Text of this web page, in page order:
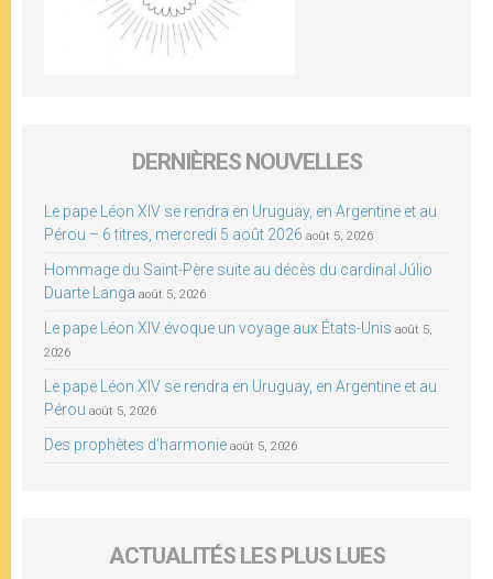
DERNIÈRES NOUVELLES
Le pape Léon XIV se rendra en Uruguay, en Argentine et au
Pérou – 6 titres, mercredi 5 août 2026 août 5, 2026
Hommage du Saint-Père suite au décès du cardinal Júlio
Duarte Langa août 5, 2026
Le pape Léon XIV évoque un voyage aux États-Unis août 5,
2026
Le pape Léon XIV se rendra en Uruguay, en Argentine et au
Pérou août 5, 2026
Des prophètes d’harmonie août 5, 2026
ACTUALITÉS LES PLUS LUES